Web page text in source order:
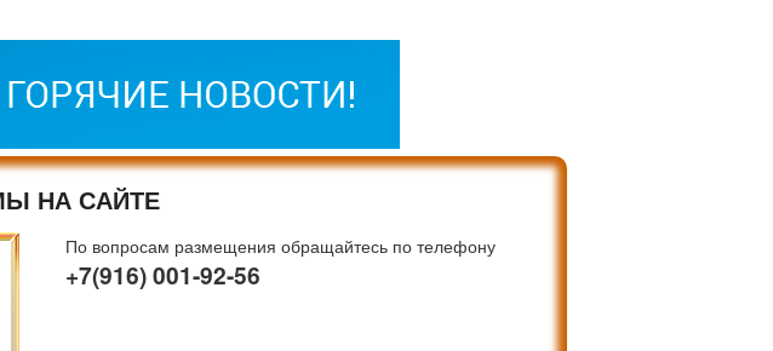
НА САЙТЕ
По вопросам размещения обращайтесь по телефону
+7(916) 001-92-56